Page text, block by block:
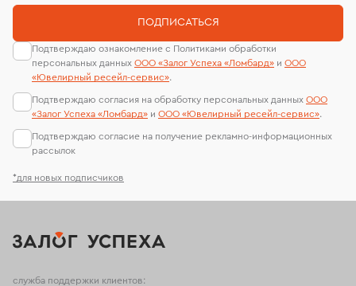
*для новых подписчиков
ПОДПИСАТЬСЯ
Подтверждаю ознакомление с Политиками обработки
персональных данных ООО «Залог Успеха «Ломбард» и ООО
«Ювелирный ресейл-сервиc».
Подтверждаю согласия на обработку персональных данных ООО
«Залог Успеха «Ломбард» и ООО «Ювелирный ресейл-сервиc».
Подтверждаю согласие на получение рекламно-информационных
рассылок
служба поддержки клиентов: